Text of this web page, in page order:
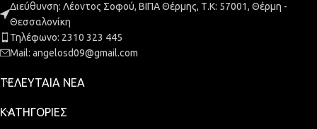
Διεύθυνση: Λέοντος Σοφού, ΒΙΠΑ Θέρμης, Τ.Κ: 57001, Θέρμη -
Θεσσαλονίκη
Τηλέφωνο: 2310 323 445
Mail: angelosd09@gmail.com
ΤΕΛΕΥΤΑΊΑ ΝΈΑ
ΚΑΤΗΓΟΡΊΕΣ